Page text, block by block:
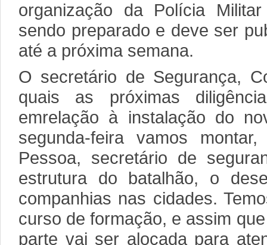
organização da Polícia
sendo preparado e deve ser
até a próxima semana.
O secretário de Segurança,
quais as próximas
emrelação à instalação do
segunda-feira vamos
Pessoa, secretário de
estrutura do batalhão, o
companhias nas cidades.
curso de formação, e assim
parte vai ser alocada para